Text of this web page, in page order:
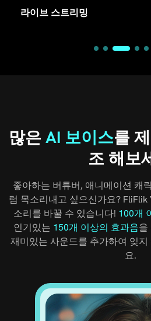
라이브 스트리밍
많은 AI 보이스를
조 해보
좋아하는 버튜버, 애니메이션 캐
럼 목소리내고 싶으신가요?
소리를 바꿀 수 있습니다! 100개
인기있는 150개 이상의 효과음을
재미있는 사운드를 추가하여 잊
요.